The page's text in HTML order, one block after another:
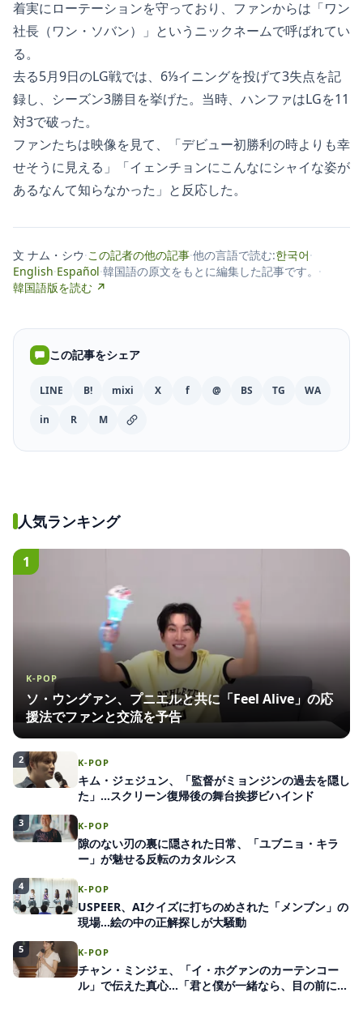
着実にローテーションを守っており、ファンからは「ワン
社長（ワン・ソバン）」というニックネームで呼ばれてい
る。
去る5月9日のLG戦では、6⅓イニングを投げて3失点を記
録し、シーズン3勝目を挙げた。当時、ハンファはLGを11
対3で破った。
ファンたちは映像を見て、「デビュー初勝利の時よりも幸
せそうに見える」「イェンチョンにこんなにシャイな姿が
あるなんて知らなかった」と反応した。
文 ナム・シウ·この記者の他の記事·他の言語で読む:한국어·
English·Español·韓国語の原文をもとに編集した記事です。 ·
韓国語版を読む ↗
この記事をシェア
LINE B! mixi X f @ BS TG WA
in R M
人気ランキング
1
K-POP
ソ・ウングァン、プニエルと共に「Feel Alive」の応
援法でファンと交流を予告
2 K-POP
キム・ジェジュン、「監督がミョンジンの過去を隠し
た」…スクリーン復帰後の舞台挨拶ビハインド
3 K-POP
隙のない刃の裏に隠された日常、「ユブニョ・キラ
ー」が魅せる反転のカタルシス
4 K-POP
USPEER、AIクイズに打ちのめされた「メンブン」の
現場…絵の中の正解探しが大騒動
5 K-POP
チャン・ミンジェ、「イ・ホグァンのカーテンコー
ル」で伝えた真心…「君と僕が一緒なら、目の前にい